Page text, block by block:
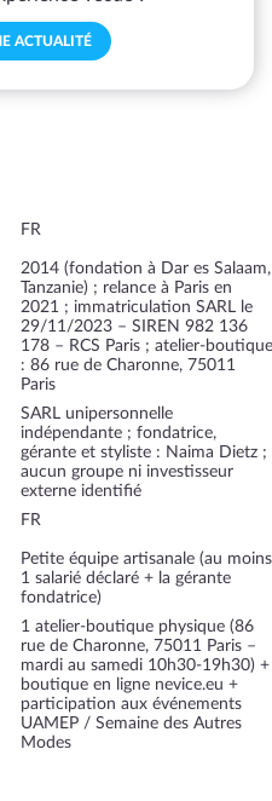
ACTUALITÉ
FR
2014 (fondation à Dar es Salaam,
Tanzanie) ; relance à Paris en
2021 ; immatriculation SARL le
29/11/2023 – SIREN 982 136
178 – RCS Paris ; atelier-boutique
: 86 rue de Charonne, 75011
Paris
SARL unipersonnelle
indépendante ; fondatrice,
gérante et styliste : Naima Dietz ;
aucun groupe ni investisseur
externe identifié
FR
Petite équipe artisanale (au moins
1 salarié déclaré + la gérante
fondatrice)
1 atelier-boutique physique (86
rue de Charonne, 75011 Paris –
mardi au samedi 10h30-19h30) +
boutique en ligne nevice.eu +
participation aux événements
UAMEP / Semaine des Autres
Modes